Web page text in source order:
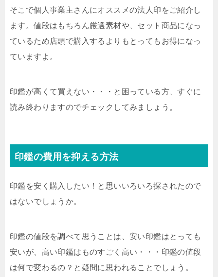
そこで個人事業主さんにオススメの法人印をご紹介し
ます。値段はもちろん厳選素材や、セット商品になっ
ているため店頭で購入するよりもとってもお得になっ
ていますよ。
印鑑が高くて買えない・・・と困っている方、すぐに
読み終わりますのでチェックしてみましょう。
印鑑の費用を抑える方法
印鑑を安く購入したい！と思いいろいろ探されたので
はないでしょうか。
印鑑の値段を調べて思うことは、安い印鑑はとっても
安いが、高い印鑑はものすごく高い・・・印鑑の値段
は何で変わるの？と疑問に思われることでしょう。